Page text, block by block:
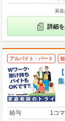
募
詳細
アルバイト・パート
給与
1コ